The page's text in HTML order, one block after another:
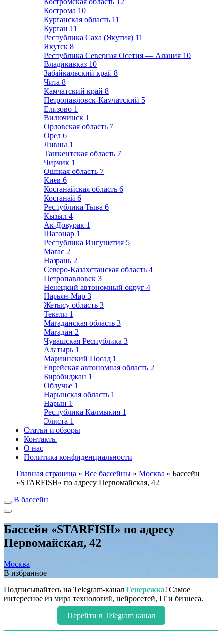
Костромская область 12
Кострома 10
Курганская область 11
Курган 11
Республика Саха (Якутия) 11
Якутск 8
Республика Северная Осетия — Алания 10
Владикавказ 10
Забайкальский край 8
Чита 8
Камчатский край 8
Петропавловск-Камчатский 5
Елизово 1
Вилючинск 1
Орловская область 7
Орел 6
Ливны 1
Ташкентская область 7
Чирчик 1
Ошская область 7
Киев 6
Костанайская область 6
Костанай 6
Республика Тыва 6
Кызыл 4
Ак-Довурак 1
Шагонар 1
Республика Ингушетия 5
Магас 2
Назрань 2
Северо-Казахстанская область 4
Петропавловск 3
Ненецкий автономный округ 4
Нарьян-Мар 3
Жетысу область 3
Текели 1
Магаданская область 3
Магадан 2
Чувашская Республика 3
Алатырь 1
Мариинский Посад 1
Еврейская автономная область 2
Биробиджан 1
Облучье 1
Нарынская область 1
Нарын 1
Республика Калмыкия 1
Элиста 1
Статьи и обзоры
Контакты
О нас
Политика конфиденциальности
Главная страница » Все бассейны » Москва » Бассейн
«STARFISH» по адресу Первомайская, 42
В бассейн
Бассейн «STARFISH» по адресу
Первомайская, 42
Москва
В избранное
Подписывайтесь на Telegram-канал Генережка! Самое
интересное из мира технологий, нейросетей, IT и бизнеса.
Перейти в Telegram канал